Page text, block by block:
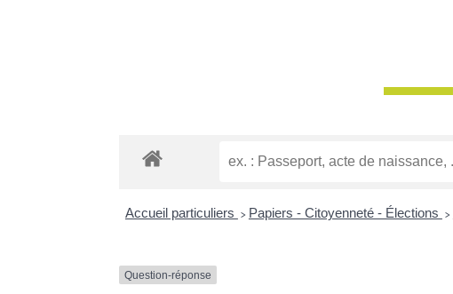
Accueil particuliers > Papiers - Citoyenneté - Élections >
Question-réponse